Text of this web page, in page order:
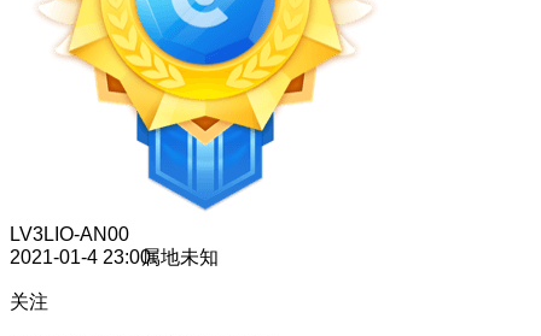
LV3LIO-AN00
2021-01-4 23:00属地未知
关注